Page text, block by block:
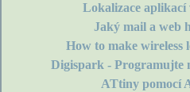
Lokalizace aplikací
Jaký mail a web
How to make
Digispark - Programujte
ATtiny pomocí